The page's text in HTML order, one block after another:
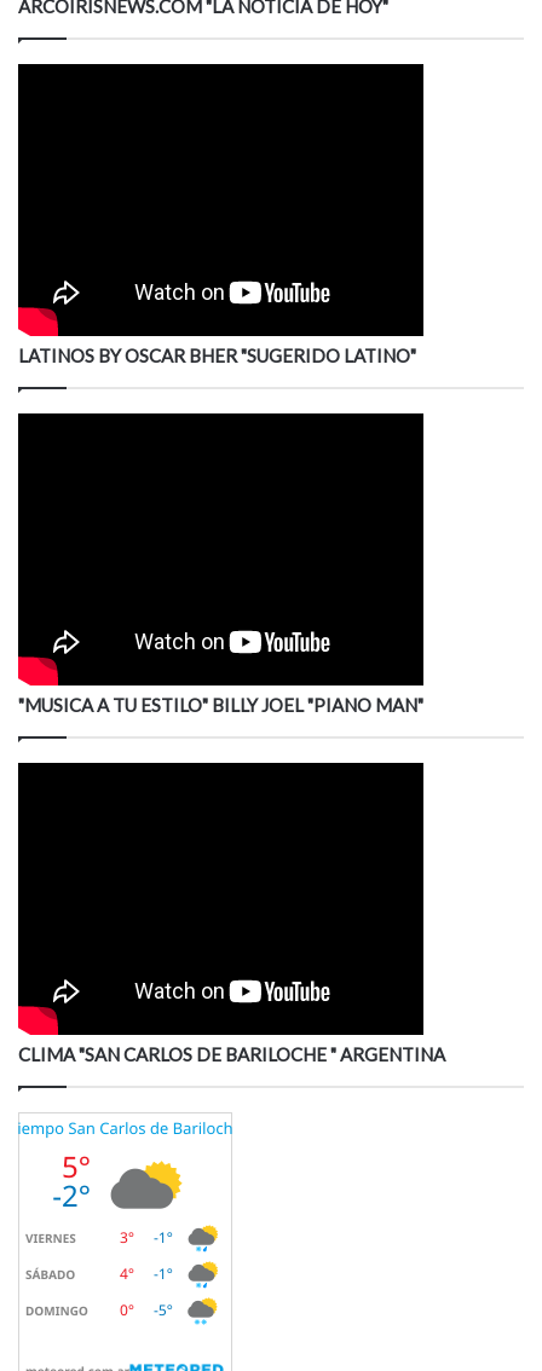
ARCOIRISNEWS.COM "LA NOTICIA DE HOY"
LATINOS BY OSCAR BHER "SUGERIDO LATINO"
"MUSICA A TU ESTILO" BILLY JOEL "PIANO MAN"
CLIMA "SAN CARLOS DE BARILOCHE " ARGENTINA